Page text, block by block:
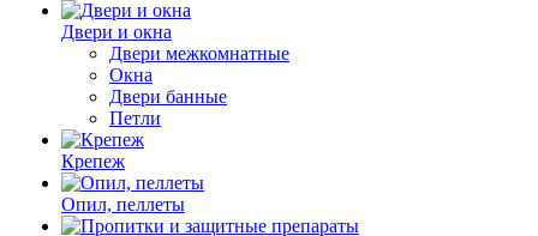
Двери и окна
Двери межкомнатные
Окна
Двери банные
Петли
Крепеж
Опил, пеллеты